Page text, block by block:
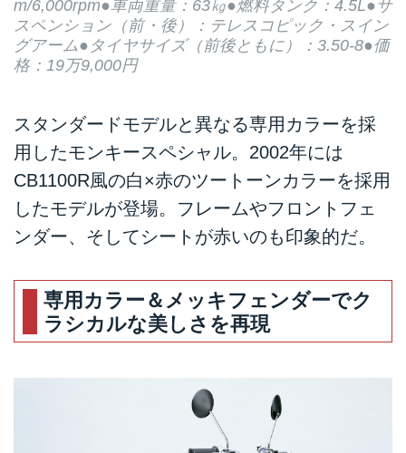
m/6,000rpm●車両重量：63㎏●燃料タンク：4.5L●サ
スペンション（前・後）：テレスコピック・スイン
グアーム●タイヤサイズ（前後ともに）：3.50-8●価
格：19万9,000円
スタンダードモデルと異なる専用カラーを採
用したモンキースペシャル。2002年には
CB1100R風の白×赤のツートーンカラーを採用
したモデルが登場。フレームやフロントフェ
ンダー、そしてシートが赤いのも印象的だ。
専用カラー＆メッキフェンダーでク
ラシカルな美しさを再現